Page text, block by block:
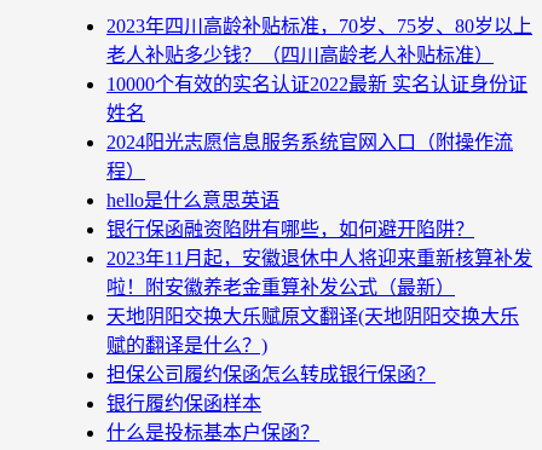
2023年四川高龄补贴标准，70岁、75岁、80岁以上
老人补贴多少钱？（四川高龄老人补贴标准）
10000个有效的实名认证2022最新 实名认证身份证
姓名
2024阳光志愿信息服务系统官网入口（附操作流
程）
hello是什么意思英语
银行保函融资陷阱有哪些，如何避开陷阱？
2023年11月起，安徽退休中人将迎来重新核算补发
啦！附安徽养老金重算补发公式（最新）
天地阴阳交换大乐赋原文翻译(天地阴阳交换大乐
赋的翻译是什么？)
担保公司履约保函怎么转成银行保函？
银行履约保函样本
什么是投标基本户保函？